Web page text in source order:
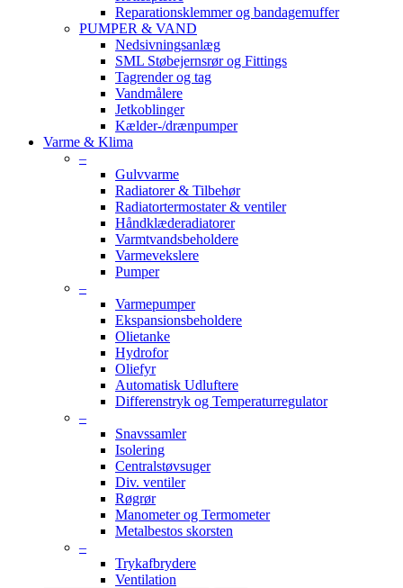
Reparationsklemmer og bandagemuffer
PUMPER & VAND
Nedsivningsanlæg
SML Støbejernsrør og Fittings
Tagrender og tag
Vandmålere
Jetkoblinger
Kælder-/drænpumper
Varme & Klima
–
Gulvvarme
Radiatorer & Tilbehør
Radiatortermostater & ventiler
Håndklæderadiatorer
Varmtvandsbeholdere
Varmevekslere
Pumper
–
Varmepumper
Ekspansionsbeholdere
Olietanke
Hydrofor
Oliefyr
Automatisk Udluftere
Differenstryk og Temperaturregulator
–
Snavssamler
Isolering
Centralstøvsuger
Div. ventiler
Røgrør
Manometer og Termometer
Metalbestos skorsten
–
Trykafbrydere
Ventilation